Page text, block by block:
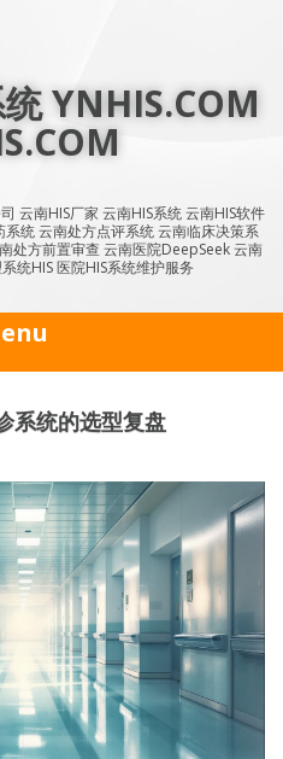
YNHIS.COM
云南HIS厂家 云南HIS系统 云南HIS软件
统 云南处方点评系统 云南临床决策系
处方前置审查 云南医院DeepSeek 云南
统HIS 医院HIS系统维护服务
系统的选型复盘